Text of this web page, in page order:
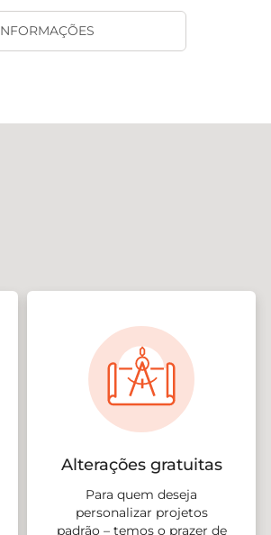
Alterações gratuitas
Para quem deseja
personalizar projetos
padrão – temos o prazer de